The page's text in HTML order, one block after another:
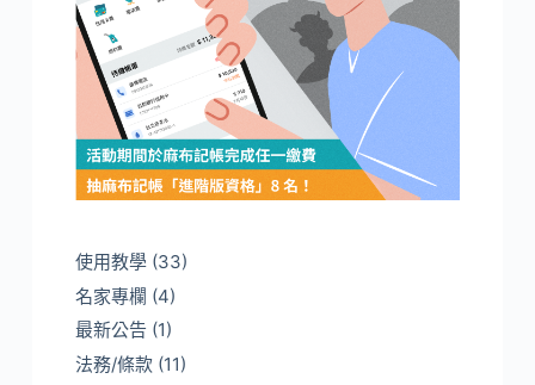
使用教學(33)
名家專欄 (4)
最新公告(1)
法務/條款(11)